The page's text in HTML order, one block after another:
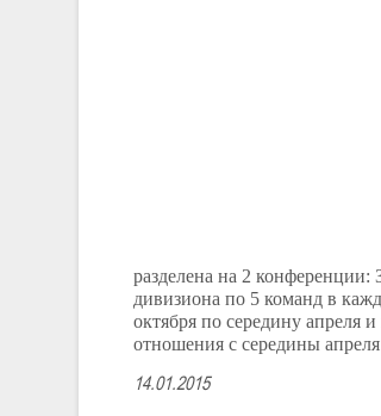
разделена на 2
дивизиона по 5 команд в
октября по середину апреля
отношения с середины
14.01.2015